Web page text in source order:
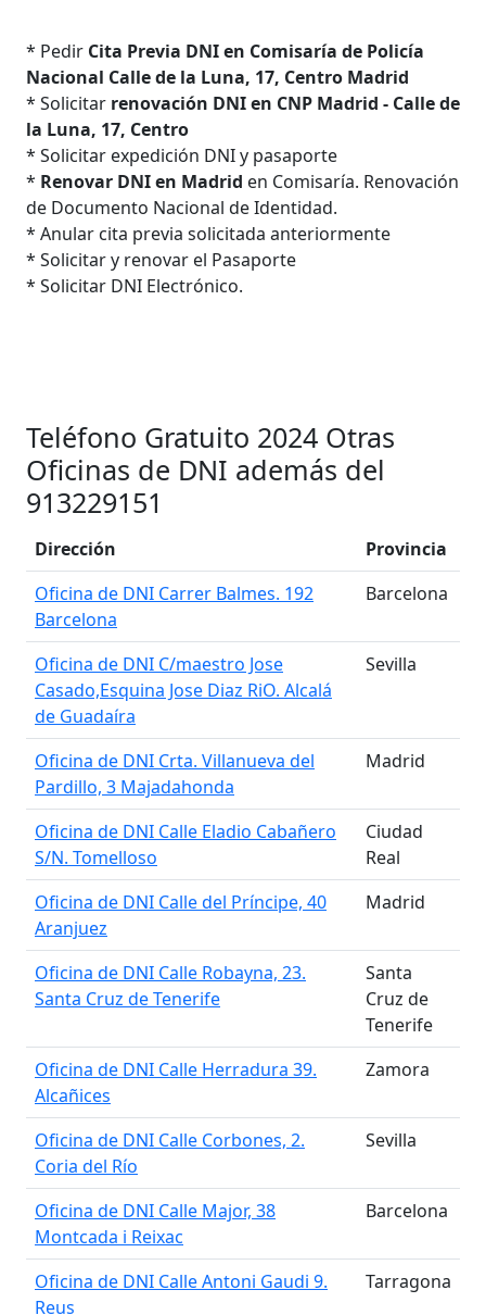
* Pedir Cita Previa DNI en Comisaría de Policía
Nacional Calle de la Luna, 17, Centro Madrid
* Solicitar renovación DNI en CNP Madrid - Calle de
la Luna, 17, Centro
* Solicitar expedición DNI y pasaporte
* Renovar DNI en Madrid en Comisaría. Renovación
de Documento Nacional de Identidad.
* Anular cita previa solicitada anteriormente
* Solicitar y renovar el Pasaporte
* Solicitar DNI Electrónico.
Teléfono Gratuito 2024 Otras
Oficinas de DNI además del
913229151
Dirección
Provincia
Oficina de DNI Carrer Balmes. 192
Barcelona
Barcelona
Oficina de DNI C/maestro Jose
Casado,Esquina Jose Diaz RiO. Alcalá
de Guadaíra
Sevilla
Oficina de DNI Crta. Villanueva del
Pardillo, 3 Majadahonda
Madrid
Oficina de DNI Calle Eladio Cabañero
S/N. Tomelloso
Ciudad
Real
Oficina de DNI Calle del Príncipe, 40
Aranjuez
Madrid
Oficina de DNI Calle Robayna, 23.
Santa Cruz de Tenerife
Santa
Cruz de
Tenerife
Oficina de DNI Calle Herradura 39.
Alcañices
Zamora
Oficina de DNI Calle Corbones, 2.
Coria del Río
Sevilla
Oficina de DNI Calle Major, 38
Montcada i Reixac
Barcelona
Oficina de DNI Calle Antoni Gaudi 9.
Reus
Tarragona